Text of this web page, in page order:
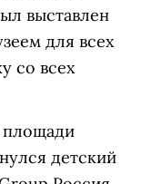
выставлен
для всех
со всех
площади
детский